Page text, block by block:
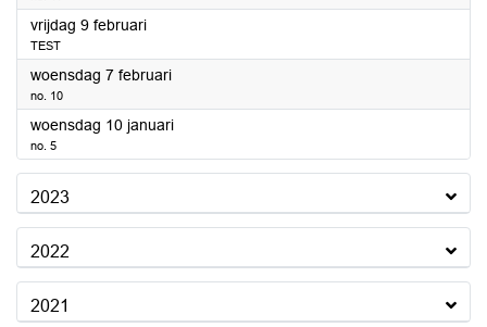
vrijdag 9 februari2024
TEST
woensdag 7 februari2024
no. 10
woensdag 10 januari2024
no. 5
2023
2022
2021